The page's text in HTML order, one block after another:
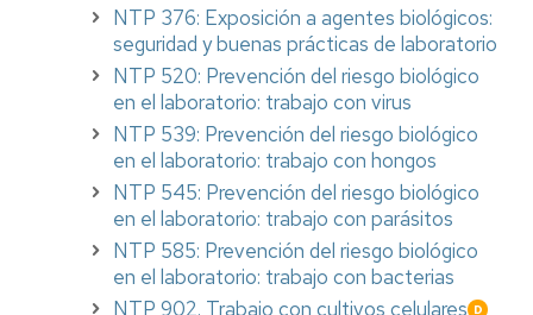
NTP 376: Exposición a agentes biológicos:
seguridad y buenas prácticas de laboratorio
NTP 520: Prevención del riesgo biológico
en el laboratorio: trabajo con virus
NTP 539: Prevención del riesgo biológico
en el laboratorio: trabajo con hongos
NTP 545: Prevención del riesgo biológico
en el laboratorio: trabajo con parásitos
NTP 585: Prevención del riesgo biológico
en el laboratorio: trabajo con bacterias
NTP 902. Trabajo con cultivos celulares